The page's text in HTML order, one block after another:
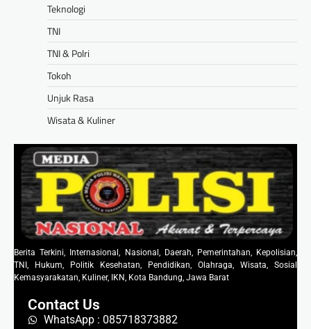
Teknologi
TNI
TNI & Polri
Tokoh
Unjuk Rasa
Wisata & Kuliner
Berita Terkini, Internasional, Nasional, Daerah, Pemerintahan, Kepolisian,
TNI, Hukum, Politik Kesehatan, Pendidikan, Olahraga, Wisata, Sosial
Kemasyarakatan, Kuliner, IKN, Kota Bandung, Jawa Barat
Contact Us
WhatsApp : 085718373882